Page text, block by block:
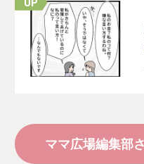
ママ広場編集部